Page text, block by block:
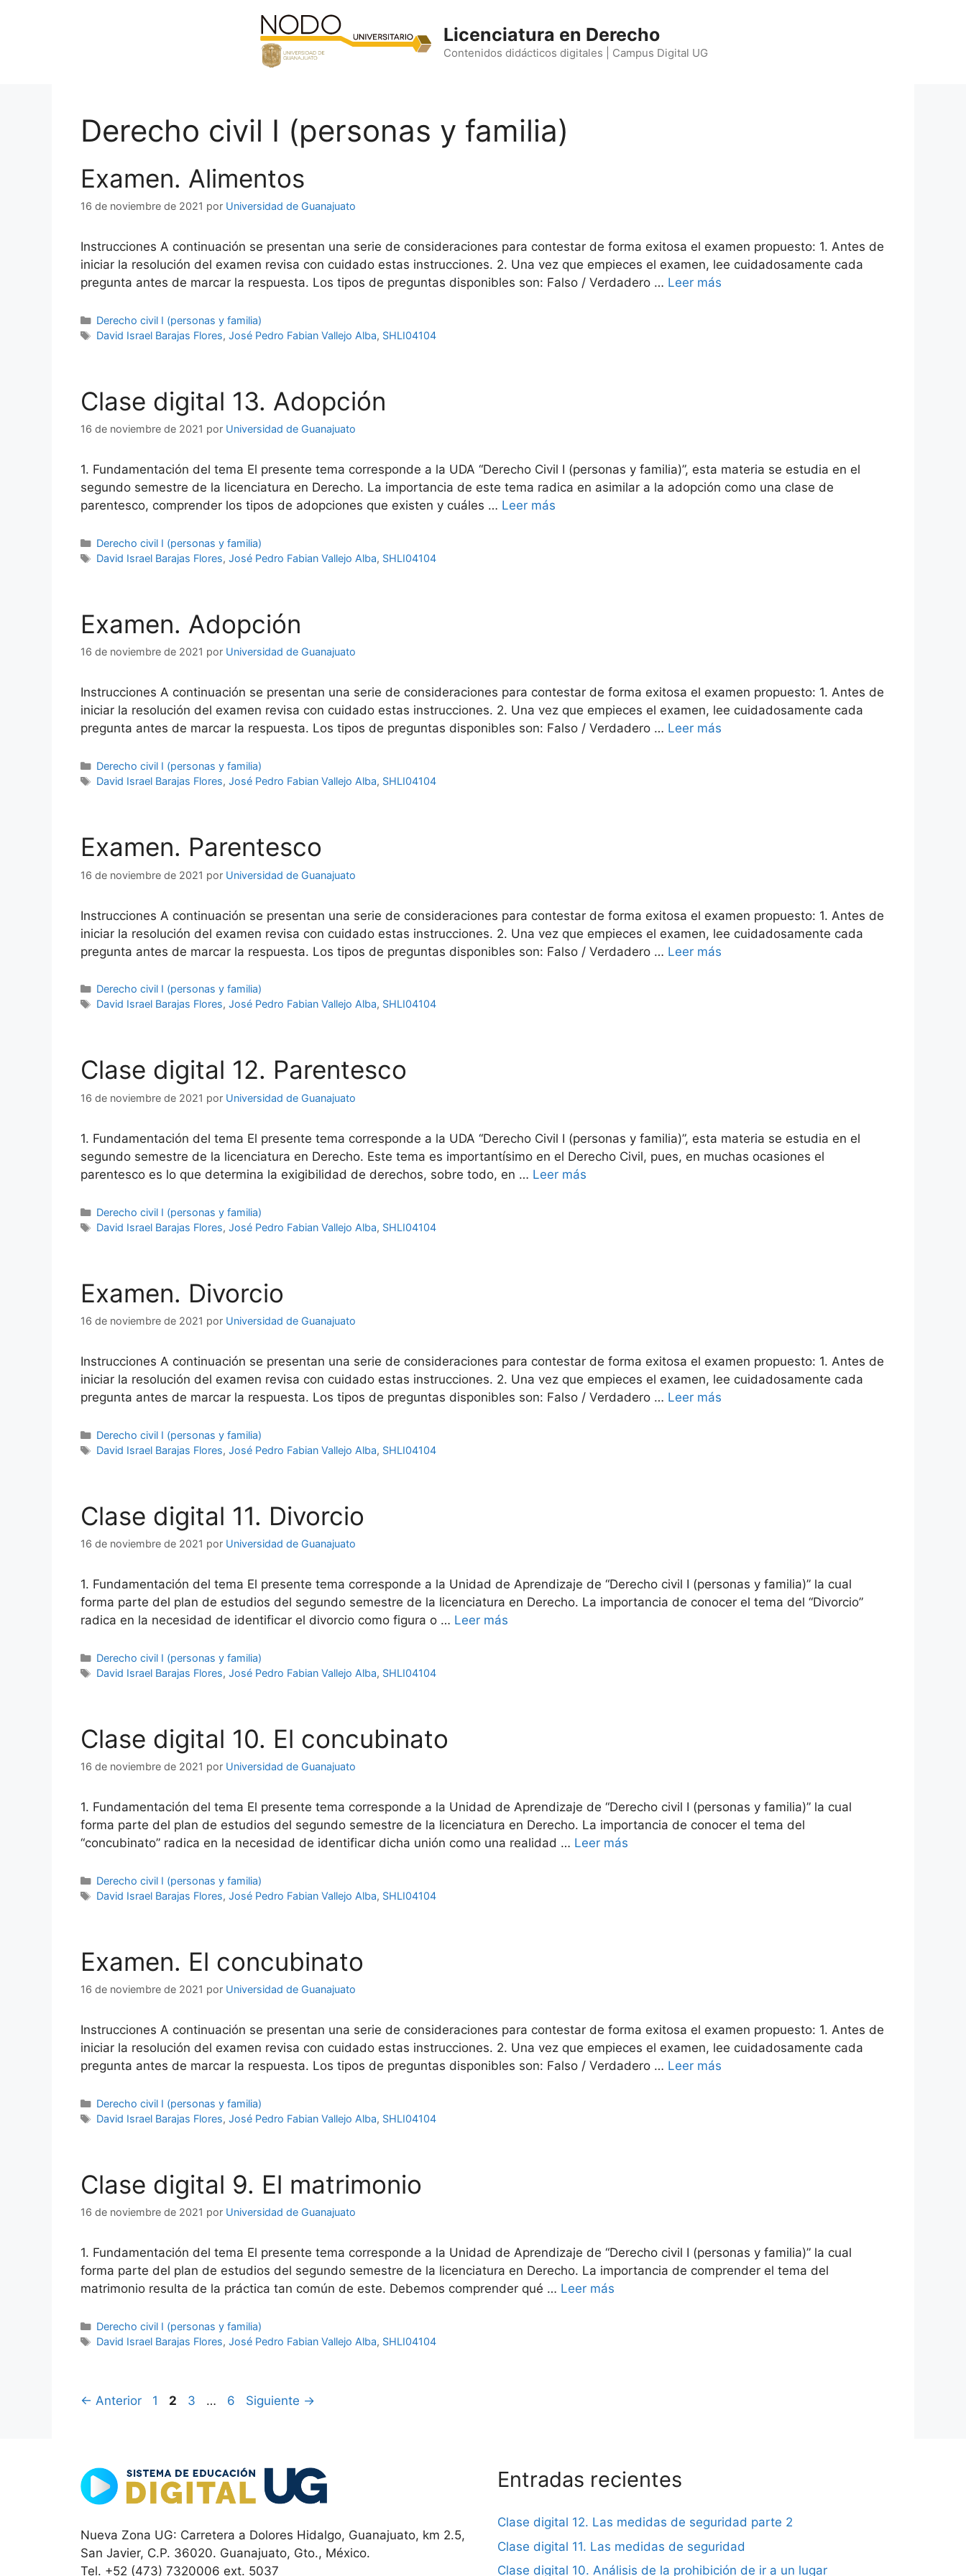
Licenciatura en Derecho
Contenidos didácticos digitales | Campus Digital UG
Derecho civil I (personas y familia)
Examen. Alimentos
16 de noviembre de 2021 por Universidad de Guanajuato
Instrucciones A continuación se presentan una serie de consideraciones para contestar de forma exitosa el examen propuesto: 1. Antes de
iniciar la resolución del examen revisa con cuidado estas instrucciones. 2. Una vez que empieces el examen, lee cuidadosamente cada
pregunta antes de marcar la respuesta. Los tipos de preguntas disponibles son: Falso / Verdadero … Leer más
Categorías
Derecho civil I (personas y familia)
Etiquetas
David Israel Barajas Flores, José Pedro Fabian Vallejo Alba, SHLI04104
Clase digital 13. Adopción
16 de noviembre de 2021 por Universidad de Guanajuato
1. Fundamentación del tema El presente tema corresponde a la UDA “Derecho Civil I (personas y familia)”, esta materia se estudia en el
segundo semestre de la licenciatura en Derecho. La importancia de este tema radica en asimilar a la adopción como una clase de
parentesco, comprender los tipos de adopciones que existen y cuáles … Leer más
Categorías
Derecho civil I (personas y familia)
Etiquetas
David Israel Barajas Flores, José Pedro Fabian Vallejo Alba, SHLI04104
Examen. Adopción
16 de noviembre de 2021 por Universidad de Guanajuato
Instrucciones A continuación se presentan una serie de consideraciones para contestar de forma exitosa el examen propuesto: 1. Antes de
iniciar la resolución del examen revisa con cuidado estas instrucciones. 2. Una vez que empieces el examen, lee cuidadosamente cada
pregunta antes de marcar la respuesta. Los tipos de preguntas disponibles son: Falso / Verdadero … Leer más
Categorías
Derecho civil I (personas y familia)
Etiquetas
David Israel Barajas Flores, José Pedro Fabian Vallejo Alba, SHLI04104
Examen. Parentesco
16 de noviembre de 2021 por Universidad de Guanajuato
Instrucciones A continuación se presentan una serie de consideraciones para contestar de forma exitosa el examen propuesto: 1. Antes de
iniciar la resolución del examen revisa con cuidado estas instrucciones. 2. Una vez que empieces el examen, lee cuidadosamente cada
pregunta antes de marcar la respuesta. Los tipos de preguntas disponibles son: Falso / Verdadero … Leer más
Categorías
Derecho civil I (personas y familia)
Etiquetas
David Israel Barajas Flores, José Pedro Fabian Vallejo Alba, SHLI04104
Clase digital 12. Parentesco
16 de noviembre de 2021 por Universidad de Guanajuato
1. Fundamentación del tema El presente tema corresponde a la UDA “Derecho Civil I (personas y familia)”, esta materia se estudia en el
segundo semestre de la licenciatura en Derecho. Este tema es importantísimo en el Derecho Civil, pues, en muchas ocasiones el
parentesco es lo que determina la exigibilidad de derechos, sobre todo, en … Leer más
Categorías
Derecho civil I (personas y familia)
Etiquetas
David Israel Barajas Flores, José Pedro Fabian Vallejo Alba, SHLI04104
Examen. Divorcio
16 de noviembre de 2021 por Universidad de Guanajuato
Instrucciones A continuación se presentan una serie de consideraciones para contestar de forma exitosa el examen propuesto: 1. Antes de
iniciar la resolución del examen revisa con cuidado estas instrucciones. 2. Una vez que empieces el examen, lee cuidadosamente cada
pregunta antes de marcar la respuesta. Los tipos de preguntas disponibles son: Falso / Verdadero … Leer más
Categorías
Derecho civil I (personas y familia)
Etiquetas
David Israel Barajas Flores, José Pedro Fabian Vallejo Alba, SHLI04104
Clase digital 11. Divorcio
16 de noviembre de 2021 por Universidad de Guanajuato
1. Fundamentación del tema El presente tema corresponde a la Unidad de Aprendizaje de “Derecho civil I (personas y familia)” la cual
forma parte del plan de estudios del segundo semestre de la licenciatura en Derecho. La importancia de conocer el tema del “Divorcio”
radica en la necesidad de identificar el divorcio como figura o … Leer más
Categorías
Derecho civil I (personas y familia)
Etiquetas
David Israel Barajas Flores, José Pedro Fabian Vallejo Alba, SHLI04104
Clase digital 10. El concubinato
16 de noviembre de 2021 por Universidad de Guanajuato
1. Fundamentación del tema El presente tema corresponde a la Unidad de Aprendizaje de “Derecho civil I (personas y familia)” la cual
forma parte del plan de estudios del segundo semestre de la licenciatura en Derecho. La importancia de conocer el tema del
“concubinato” radica en la necesidad de identificar dicha unión como una realidad … Leer más
Categorías
Derecho civil I (personas y familia)
Etiquetas
David Israel Barajas Flores, José Pedro Fabian Vallejo Alba, SHLI04104
Examen. El concubinato
16 de noviembre de 2021 por Universidad de Guanajuato
Instrucciones A continuación se presentan una serie de consideraciones para contestar de forma exitosa el examen propuesto: 1. Antes de
iniciar la resolución del examen revisa con cuidado estas instrucciones. 2. Una vez que empieces el examen, lee cuidadosamente cada
pregunta antes de marcar la respuesta. Los tipos de preguntas disponibles son: Falso / Verdadero … Leer más
Categorías
Derecho civil I (personas y familia)
Etiquetas
David Israel Barajas Flores, José Pedro Fabian Vallejo Alba, SHLI04104
Clase digital 9. El matrimonio
16 de noviembre de 2021 por Universidad de Guanajuato
1. Fundamentación del tema El presente tema corresponde a la Unidad de Aprendizaje de “Derecho civil I (personas y familia)” la cual
forma parte del plan de estudios del segundo semestre de la licenciatura en Derecho. La importancia de comprender el tema del
matrimonio resulta de la práctica tan común de este. Debemos comprender qué … Leer más
Categorías
Derecho civil I (personas y familia)
Etiquetas
David Israel Barajas Flores, José Pedro Fabian Vallejo Alba, SHLI04104
← Anterior Página
1 Página
2 Página
3 … Página
6 Siguiente →
Nueva Zona UG: Carretera a Dolores Hidalgo, Guanajuato, km 2.5,
San Javier, C.P. 36020. Guanajuato, Gto., México.
Tel. +52 (473) 7320006 ext. 5037
Entradas recientes
Clase digital 12. Las medidas de seguridad parte 2
Clase digital 11. Las medidas de seguridad
Clase digital 10. Análisis de la prohibición de ir a un lugar